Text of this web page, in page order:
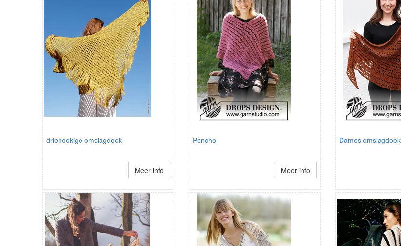
driehoekige omslagdoek
Meer info
Poncho
Meer info
Dames omslagdoek